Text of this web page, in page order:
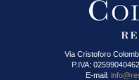
Via Cristoforo
P.IVA:
E-mail: